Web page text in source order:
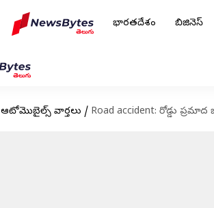
భారతదేశం బిజినెస్
ఆటోమొబైల్స్ వార్తలు / Road accident: రోడ్డు